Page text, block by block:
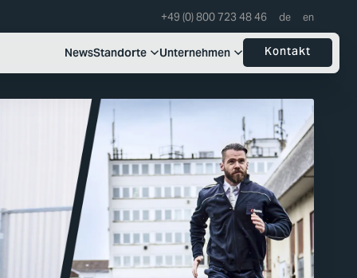
+49 (0) 800 723 48 46
NewsStandorte Unternehmen Kontakt